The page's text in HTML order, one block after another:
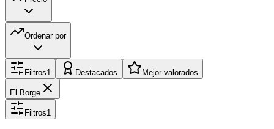
Ordenar por
Filtros1 Destacados Mejor valorados
El Borge
Filtros1